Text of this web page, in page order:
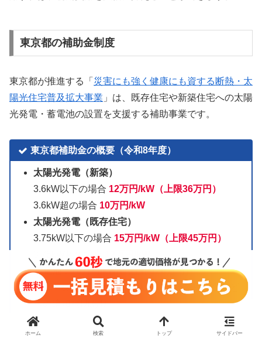
東京都の補助金制度
東京都が推進する「 災害にも強く健康にも資する断熱・太
陽光住宅普及拡大事業 」は、既存住宅や新築住宅への太陽
光発電・蓄電池の設置を支援する補助事業です。
東京都補助金の概要（令和8年度）
太陽光発電（新築）
3.6kW以下の場合 12万円/kW（上限36万円）
3.6kW超の場合 10万円/kW
太陽光発電（既存住宅）
3.75kW以下の場合 15万円/kW（上限45万円）
3.75kW超の場合
蓄電池：10万円/kWh（上限120万円）
加算 ：機能性パネル・防水工事・陸屋根架台など
への追加補助あり
ホーム 検索 トップ サイドバー